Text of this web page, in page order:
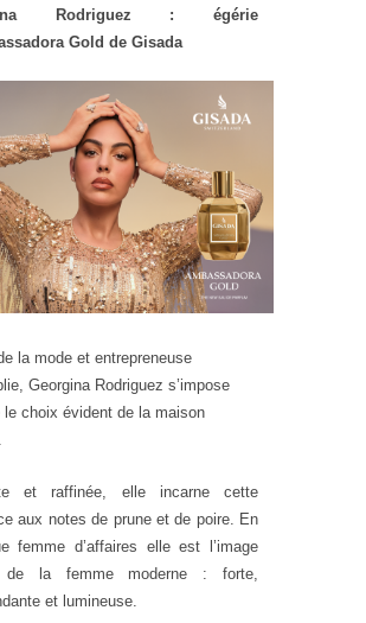
Rodriguez : égérie
Gold de Gisada
la mode et entrepreneuse
Georgina Rodriguez s’impose
le choix évident de la maison
et raffinée, elle incarne cette
aux notes de prune et de poire. En
femme d’affaires elle est l’image
de la femme moderne : forte,
et lumineuse.